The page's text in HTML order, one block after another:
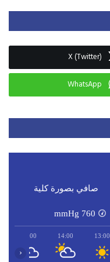
X (Twitter)
WhatsApp
صافي بصورة كلية
760
mmHg
13:00
14:00
15:00
‹